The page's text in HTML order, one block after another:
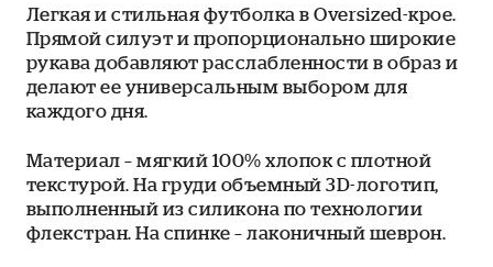
Легкая и стильная футболка в Oversized-крое.
Прямой силуэт и пропорционально широкие
рукава добавляют расслабленности в образ и
делают ее универсальным выбором для
каждого дня.
Материал – мягкий 100% хлопок с плотной
текстурой. На груди объемный 3D-логотип,
выполненный из силикона по технологии
флекстран. На спинке – лаконичный шеврон.